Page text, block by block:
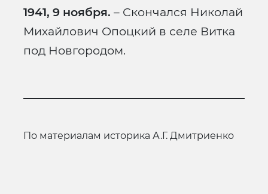
1941, 9 ноября. – Скончался Николай
Михайлович Опоцкий в селе Витка
под Новгородом.
по материалам историка А.Г. Дмитриенко